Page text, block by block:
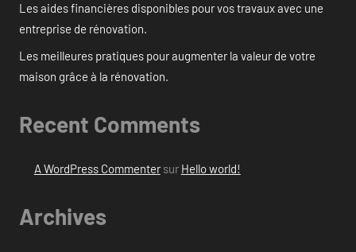
Les aides financières disponibles pour vos travaux avec une
entreprise de rénovation.
Les meilleures pratiques pour augmenter la valeur de votre
maison grâce à la rénovation.
Recent Comments
A WordPress Commentersur Hello world!
Archives